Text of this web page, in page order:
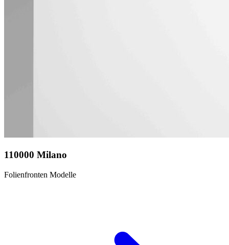
110000 Milano
Folienfronten Modelle